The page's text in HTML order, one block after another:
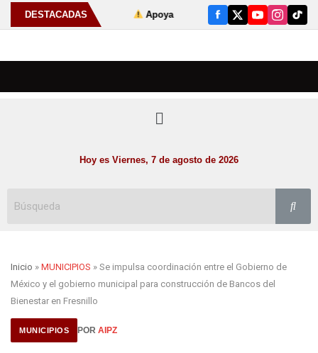
DESTACADAS
2026 Apoya Gobierno de Zacatecas acciones de
Hoy es Viernes, 7 de agosto de 2026
Inicio » MUNICIPIOS » Se impulsa coordinación entre el Gobierno de
México y el gobierno municipal para construcción de Bancos del
Bienestar en Fresnillo
MUNICIPIOS POR AIPZ